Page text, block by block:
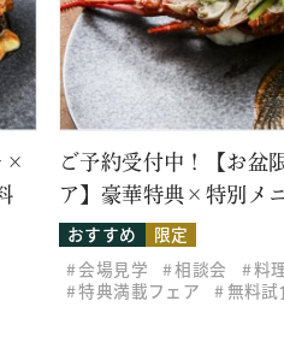
×
ご予約受付中！【お盆
ア】豪華特典×特別メ
おすすめ
限定
会場見学
相談会
料
特典満載フェア
無料試